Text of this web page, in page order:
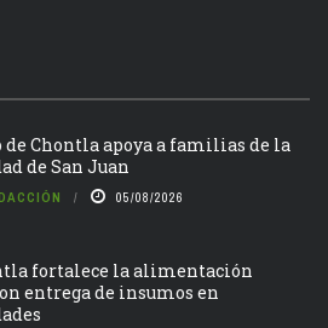
de Chontla apoya a familias de la
de San Juan
05/08/2026
fortalece la alimentación
entrega de insumos en